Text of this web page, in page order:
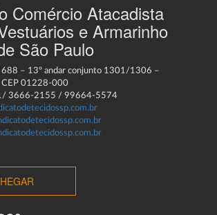
Comércio Atacadista
e Armarinho
São Paulo
688 – 13º andar conjunto 1301/1306 –
CEP 01228-000
3666-2155 / 99664-5574